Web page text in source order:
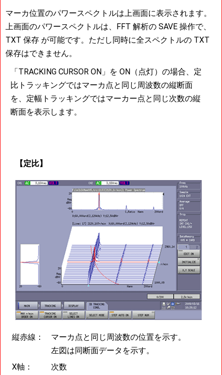
マーカ位置のパワースペクトルは上画面に表示されます。
上画面のパワースペクトルは、FFT 解析の SAVE 操作で、
TXT 保存 が可能です。ただし同時に全スペクトルの TXT
保存はできません。
「TRACKING CURSOR ON」を ON（点灯）の場合、定
比トラッキングではマーカ点と同じ周波数の縦断面
を、定幅トラッキングではマーカー点と同じ次数の縦
断面を表示します。
【定比】
縦赤線：
マーカ点と同じ周波数の位置を示す。
左図は同断面データを示す。
X軸：
次数